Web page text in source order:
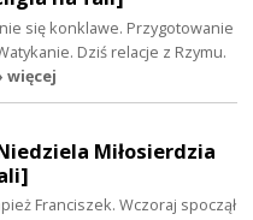
się konklawe. Przygotowanie
Dziś relacje z Rzymu.
więcej
Miłosierdzia
Franciszek. Wczoraj spoczął